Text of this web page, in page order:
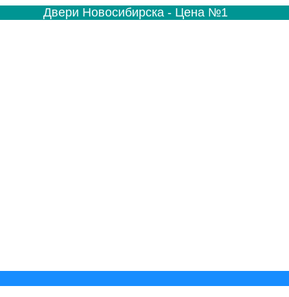
Двери Новосибирска - Цена №1